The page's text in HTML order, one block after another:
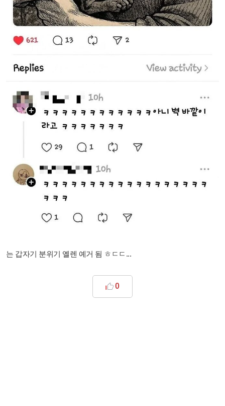
는 갑자기 분위기 옐렌 예거 됨 ㅎㄷㄷ...
0